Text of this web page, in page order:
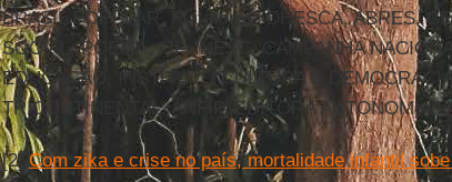
BRASIL POPULAR, Plataforma DHESCA, ABRES,
SOCIAL, POEMA, IJF, INESC, CAMPANHA
EDUCAÇÃO, INSTITUTO CULTURA E
TRICONTINENTAL, ANFIP, EDITORA AUTONOMIA
[2] Com zika e crise no país, mortalidade infantil